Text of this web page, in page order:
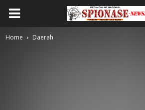
Home Daerah